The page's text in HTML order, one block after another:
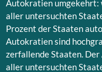
Autokratien umgekehrt:
aller untersuchten
Prozent der Staaten
Autokratien sind
zerfallende Staaten.
aller untersuchten